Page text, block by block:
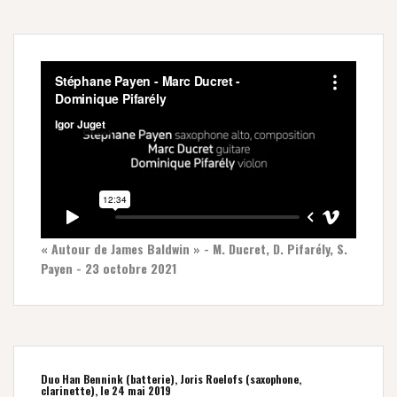
« Autour de James Baldwin » - M. Ducret, D. Pifarély, S.
Payen - 23 octobre 2021
Duo Han Bennink (batterie), Joris Roelofs (saxophone,
clarinette), le 24 mai 2019